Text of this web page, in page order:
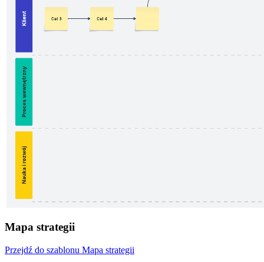
Mapa strategii
Przejdź do szablonu Mapa strategii